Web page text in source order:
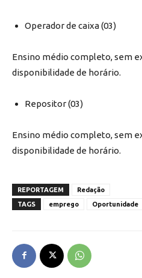
Operador de caixa (03)
Ensino médio completo, sem
disponibilidade de horário.
Repositor (03)
Ensino médio completo, sem
disponibilidade de horário.
REPORTAGEM
Redação
TAGS
emprego Oportunidade